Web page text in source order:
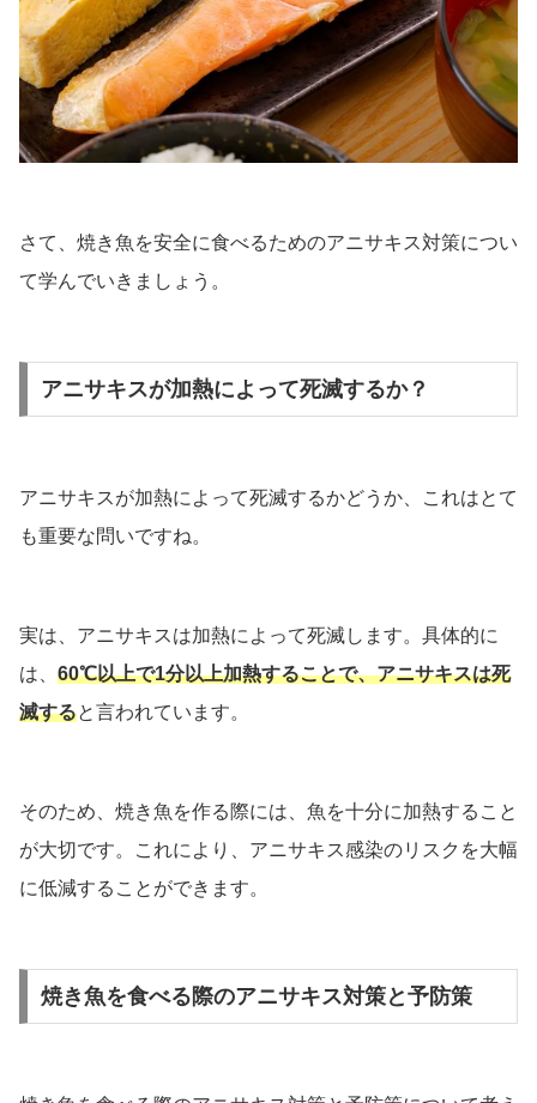
さて、焼き魚を安全に食べるためのアニサキス対策につい
て学んでいきましょう。
アニサキスが加熱によって死滅するか？
アニサキスが加熱によって死滅するかどうか、これはとて
も重要な問いですね。
実は、アニサキスは加熱によって死滅します。具体的に
は、 60℃以上で1分以上加熱することで、アニサキスは死
滅すると言われています。
そのため、焼き魚を作る際には、魚を十分に加熱すること
が大切です。これにより、アニサキス感染のリスクを大幅
に低減することができます。
焼き魚を食べる際のアニサキス対策と予防策